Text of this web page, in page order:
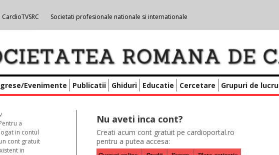
CardioTVSRC Societati profesionale nationale si internationale
Evenimente Publicatii Ghiduri Educatie Cercetare Grupuri de lucru
a
in contul
cont gratuit
in
Nu aveti inca cont?
Creati acum cont gratuit pe cardioportal.ro
pentru a putea accesa: